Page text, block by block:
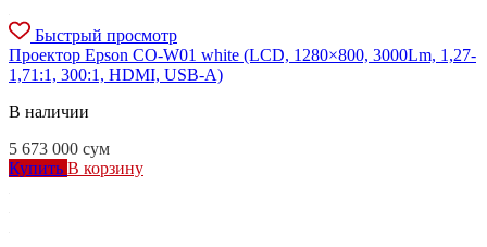
Быстрый просмотр
Проектор Epson CO-W01 white (LCD, 1280×800, 3000Lm, 1,27-
1,71:1, 300:1, HDMI, USB-A)
В наличии
5 673 000 сум
Купить В корзину